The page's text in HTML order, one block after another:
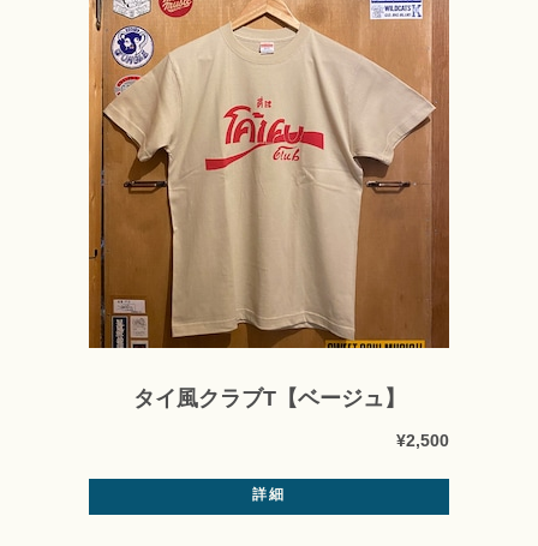
タイ風クラブT【ベージュ】
¥2,500
詳細